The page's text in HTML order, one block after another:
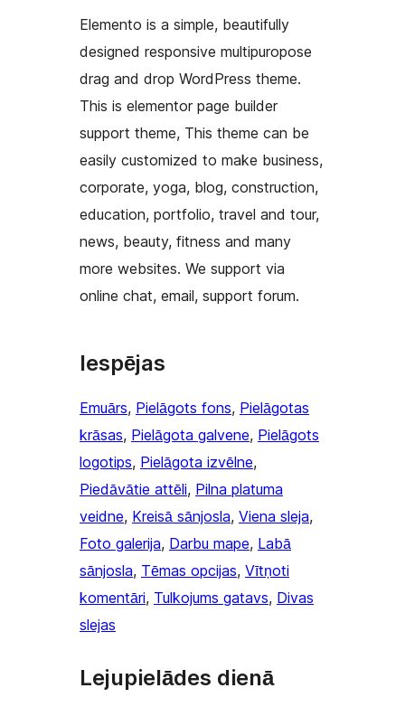
Elemento is a simple, beautifully
designed responsive multipuropose
drag and drop WordPress theme.
This is elementor page builder
support theme, This theme can be
easily customized to make business,
corporate, yoga, blog, construction,
education, portfolio, travel and tour,
news, beauty, fitness and many
more websites. We support via
online chat, email, support forum.
Iespējas
Emuārs, Pielāgots fons, Pielāgotas
krāsas, Pielāgota galvene, Pielāgots
logotips, Pielāgota izvēlne
Piedāvātie attēli, Pilna platuma
veidne, Kreisā sānjosla, Viena sleja
Foto galerija, Darbu mape, Labā
sānjosla, Tēmas opcijas, Vītņoti
komentāri, Tulkojums gatavs, Divas
slejas
Lejupielādes dienā